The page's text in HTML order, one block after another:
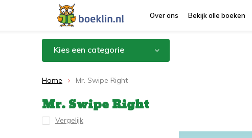
Over ons Bekijk alle boeken
Kies een categorie
Home Mr. Swipe Right
Mr. Swipe Right
Vergelijk